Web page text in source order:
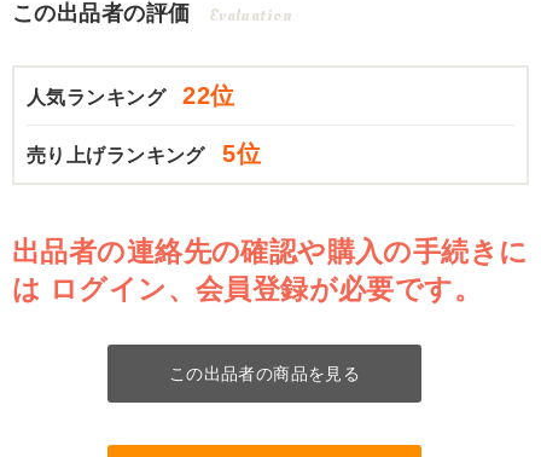
この出品者の評価 Evaluation
人気ランキング 22位
売り上げランキング 5位
出品者の連絡先の確認や購入の手続きに
は ログイン、会員登録が必要です。
この出品者の商品を見る